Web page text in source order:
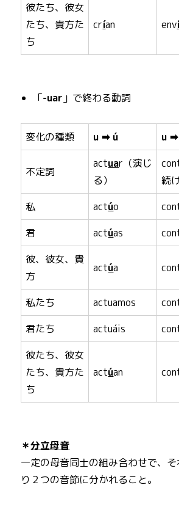
彼たち、彼女
たち、貴方た
ち
crían env
「-uar 」で終わる動詞
変化の種類 u ➡ ú u
不定詞
actuar（演じ
る）
続
私
actúo
君
actúas
彼、彼女、貴
方
actúa
私たち actuamos
君たち
actuáis
彼たち、彼女
たち、貴方た
ち
actúan
＊分立母音
一定の母音同士の組み合わせで、
り２つの音節に分かれること。